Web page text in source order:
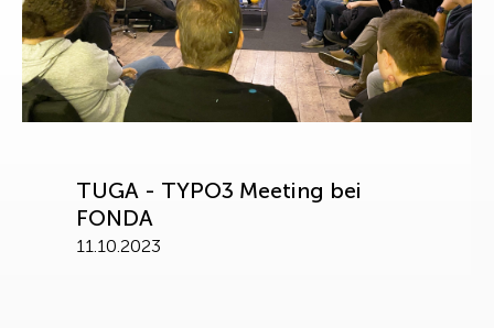
TUGA - TYPO3 Meeting bei
FONDA
11.10.2023